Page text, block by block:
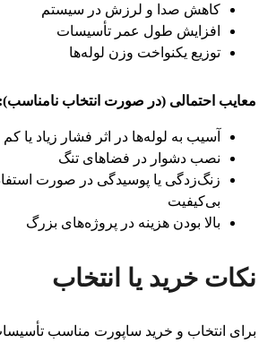
کاهش صدا و لرزش در سیستم
افزایش طول عمر تأسیسات
توزیع یکنواخت وزن لوله‌ها
معایب احتمالی (در صورت انتخاب نامناسب):
آسیب به لوله‌ها در اثر فشار زیاد یا کم
نصب دشوار در فضاهای تنگ
زنگ‌زدگی یا پوسیدگی در صورت
بی‌کیفیت
بالا بودن هزینه در پروژه‌های بزرگ
نکات خرید یا انتخاب
برای انتخاب و خرید ساپورت مناسب